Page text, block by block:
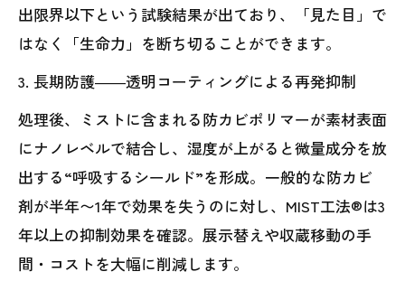
出限界以下という試験結果が出ており、「見た目」で
はなく「生命力」を断ち切ることができます。
3. 長期防護――透明コーティングによる再発抑制
処理後、ミストに含まれる防カビポリマーが素材表面
にナノレベルで結合し、湿度が上がると微量成分を放
出する“呼吸するシールド”を形成。一般的な防カビ
剤が半年〜1年で効果を失うのに対し、MIST工法®は3
年以上の抑制効果を確認。展示替えや収蔵移動の手
間・コストを大幅に削減します。